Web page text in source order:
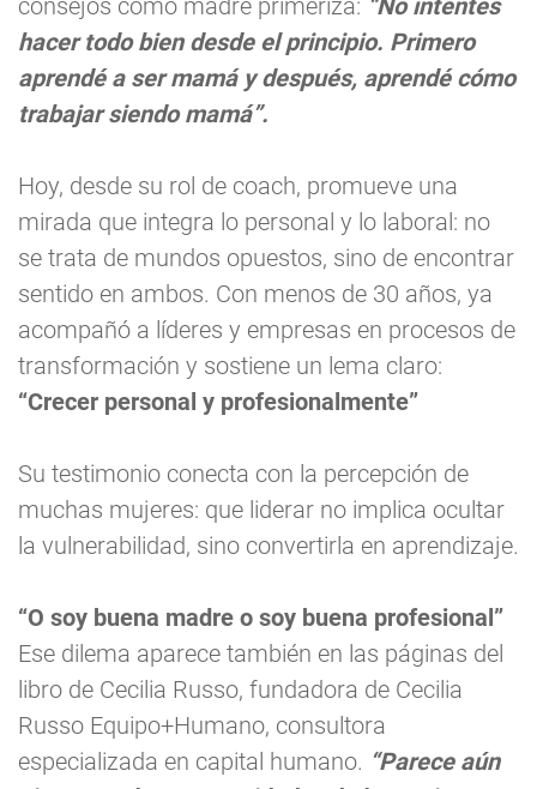
consejos como madre primeriza: “No intentes
hacer todo bien desde el principio. Primero
aprendé a ser mamá y después, aprendé cómo
trabajar siendo mamá”.
Hoy, desde su rol de coach, promueve una
mirada que integra lo personal y lo laboral: no
se trata de mundos opuestos, sino de encontrar
sentido en ambos. Con menos de 30 años, ya
acompañó a líderes y empresas en procesos de
transformación y sostiene un lema claro:
“Crecer personal y profesionalmente”
Su testimonio conecta con la percepción de
muchas mujeres: que liderar no implica ocultar
la vulnerabilidad, sino convertirla en aprendizaje.
“O soy buena madre o soy buena profesional”
Ese dilema aparece también en las páginas del
libro de Cecilia Russo, fundadora de Cecilia
Russo Equipo+Humano, consultora
especializada en capital humano. “Parece aún